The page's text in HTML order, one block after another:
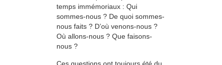
temps immémo­riaux : Qui
sommes-nous ? De quoi sommes-
nous faits ? D’où venons-nous ?
Où allons-nous ? Que faisons-
nous ?